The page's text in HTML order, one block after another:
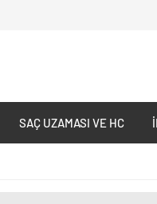
SAÇ UZAMASI VE HC